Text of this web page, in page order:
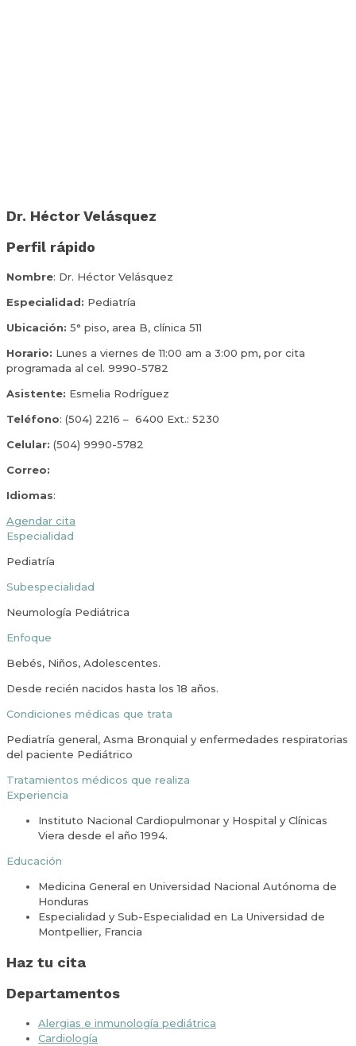
Dr. Héctor Velásquez
Perfil rápido
Nombre: Dr. Héctor Velásquez
Especialidad: Pediatría
Ubicación: 5° piso, area B, clínica 511
Horario: Lunes a viernes de 11:00 am a 3:00 pm, por cita
programada al cel. 9990-5782
Asistente: Esmelia Rodríguez
Teléfono: (504) 2216 – 6400 Ext.: 5230
Celular: (504) 9990-5782
Correo:
Idiomas:
Agendar cita
Especialidad
Pediatría
Subespecialidad
Neumología Pediátrica
Enfoque
Bebés, Niños, Adolescentes.
Desde recién nacidos hasta los 18 años.
Condiciones médicas que trata
Pediatría general, Asma Bronquial y enfermedades respiratorias
del paciente Pediátrico
Tratamientos médicos que realiza
Experiencia
Instituto Nacional Cardiopulmonar y Hospital y Clínicas
Viera desde el año 1994.
Educación
Medicina General en Universidad Nacional Autónoma de
Honduras
Especialidad y Sub-Especialidad en La Universidad de
Montpellier, Francia
Haz tu cita
Departamentos
Alergias e inmunología pediátrica
Cardiología